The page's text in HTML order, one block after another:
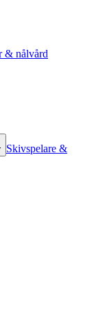
& nålvård
Skivspelare &